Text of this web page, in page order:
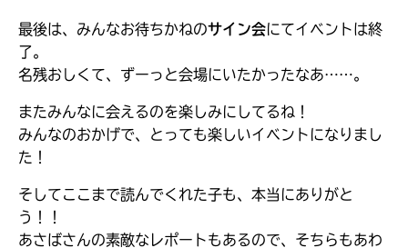
最後は、みんなお待ちかねのサイン会にてイベントは終
了。
名残おしくて、ずーっと会場にいたかったなあ……。
またみんなに会えるのを楽しみにしてるね！
みんなのおかげで、とっても楽しいイベントになりまし
た！
そしてここまで読んでくれた子も、本当にありがと
う！！
あさばさんの素敵なレポートもあるので、そちらもあわ
み
ね
戻
る